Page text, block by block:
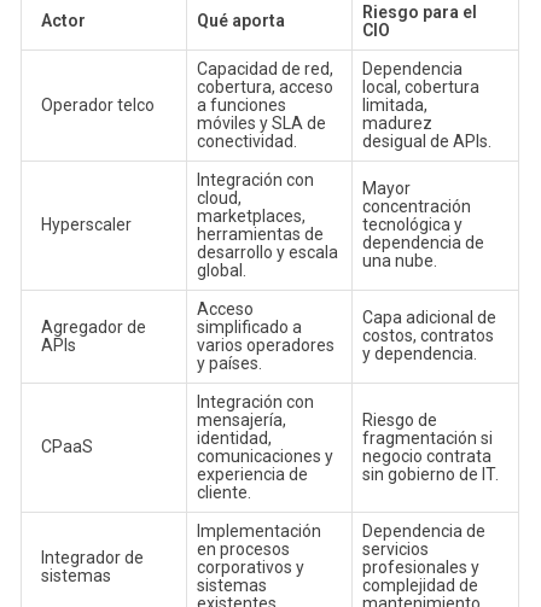
Actor Qué aporta
Riesgo para el
CIO
Operador telco
Capacidad de red,
cobertura, acceso
a funciones
móviles y SLA de
conectividad.
Dependencia
local, cobertura
limitada,
madurez
desigual de APIs.
Hyperscaler
Integración con
cloud,
marketplaces,
herramientas de
desarrollo y escala
global.
Mayor
concentración
tecnológica y
dependencia de
una nube.
Agregador de
APIs
Acceso
simplificado a
varios operadores
y países.
Capa adicional de
costos, contratos
y dependencia.
CPaaS
Integración con
mensajería,
identidad,
comunicaciones y
experiencia de
cliente.
Riesgo de
fragmentación si
negocio contrata
sin gobierno de IT.
Integrador de
sistemas
Implementación
en procesos
corporativos y
sistemas
existentes.
Dependencia de
servicios
profesionales y
complejidad de
mantenimiento.